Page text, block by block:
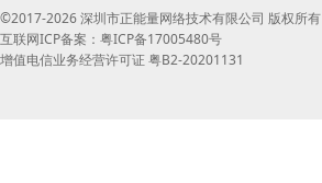
©2017-2026 深圳市正能量网络技术有限公司 版权所有
互联网ICP备案：粤ICP备17005480号
增值电信业务经营许可证 粤B2-20201131